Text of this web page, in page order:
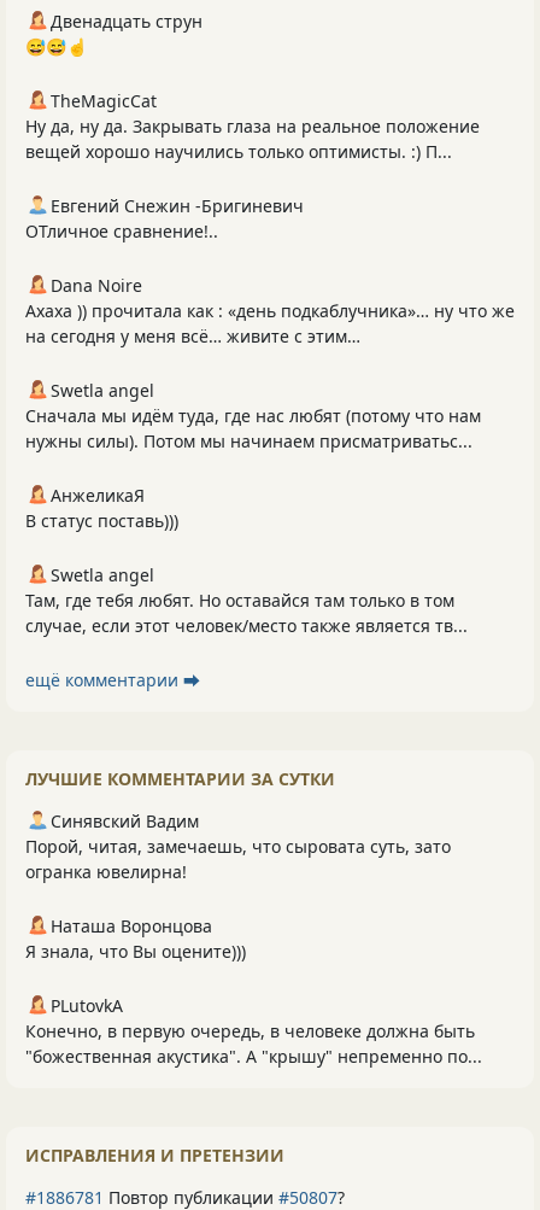
Двенадцать струн
😅😅☝️
TheMagicCat
Ну да, ну да. Закрывать глаза на реальное положение
вещей хорошо научились только оптимисты. :) П...
Евгений Снежин -Бригиневич
ОТличное сравнение!..
Dana Noire
Ахаха )) прочитала как : «день подкаблучника»… ну что же
на сегодня у меня всё… живите с этим…
Swetla angel
Сначала мы идём туда, где нас любят (потому что нам
нужны силы). Потом мы начинаем присматриватьс...
АнжеликаЯ
В статус поставь)))
Swetla angel
Там, где тебя любят. Но оставайся там только в том
случае, если этот человек/место также является тв...
ещё комментарии ⮕
ЛУЧШИЕ КОММЕНТАРИИ ЗА СУТКИ
Синявский Вадим
Порой, читая, замечаешь, что сыровата суть, зато
огранка ювелирна!
Наташа Воронцова
Я знала, что Вы оцените)))
PLutоvkА
Конечно, в первую очередь, в человеке должна быть
"божественная акустика". А "крышу" непременно по...
ИСПРАВЛЕНИЯ И ПРЕТЕНЗИИ
#1886781 Повтор публикации #50807?